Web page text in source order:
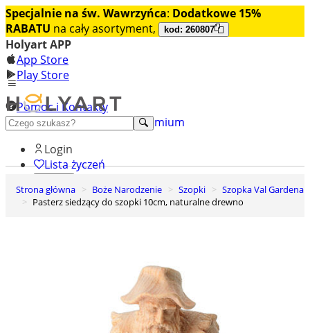
Specjalnie na św. Wawrzyńca: Dodatkowe 15%
RABATU na cały asortyment, kod: 260807
Holyart APP
App Store
Play Store
Pomoc i Kontakty
+48 222 922 860
Odkryj premium
Login
Lista życzeń
0
Koszyk
Strona główna Boże Narodzenie Szopki
Szopka Val Gardena
Pasterz siedzący do szopki 10cm, naturalne drewno